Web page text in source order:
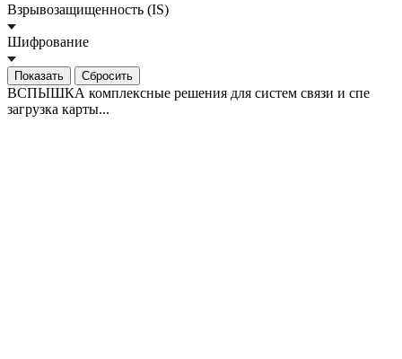
Взрывозащищенность (IS)
Шифрование
Сбросить
ВСПЫШКА комплексные решения для систем связи и спе
загрузка карты...